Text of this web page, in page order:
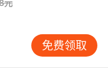
。 在 VIPKID 的
阅读材料、对话
解单词。例如
coming, and the
天来了，花儿盛
元
免费领取